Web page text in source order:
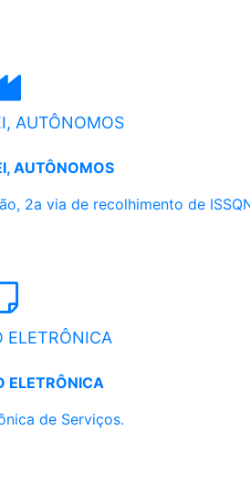
AUTÔNOMOS
AUTÔNOMOS
2a via de recolhimento de
ELETRÔNICA
ELETRÔNICA
de Serviços.